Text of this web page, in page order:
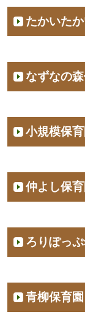
たかいた
なずなの森
小規模保
仲よし保育
ろりぽっ
青柳保育園